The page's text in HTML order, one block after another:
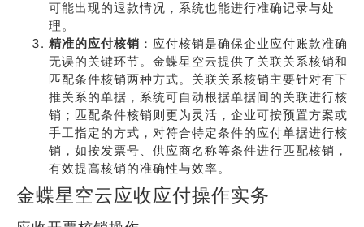
可能出现的退款情况，系统也能进行准确记录与处
理。
精准的应付核销 ：应付核销是确保企业应付账款准确
无误的关键环节。金蝶星空云提供了关联关系核销和
匹配条件核销两种方式。关联关系核销主要针对有下
推关系的单据，系统可自动根据单据间的关联进行核
销；匹配条件核销则更为灵活，企业可按预置方案或
手工指定的方式，对符合特定条件的应付单据进行核
销，如按发票号、供应商名称等条件进行匹配核销，
有效提高核销的准确性与效率。
金蝶星空云应收应付操作实务